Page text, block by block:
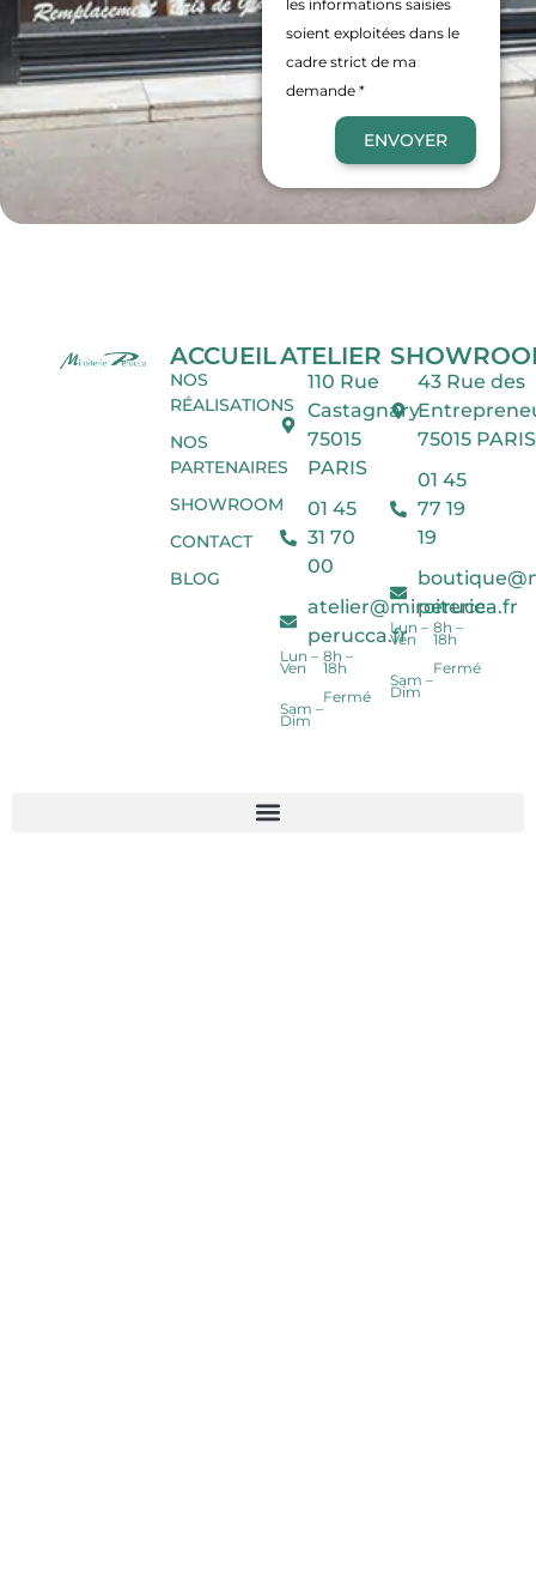
les informations saisies
soient exploitées dans le
cadre strict de ma
demande *
ENVOYER
ACCUEIL
NOS
RÉALISATIONS
NOS
PARTENAIRES
SHOWROOM
CONTACT
BLOG
ATELIER
110 Rue
Castagnary
75015
PARIS
01 45
31 70
00
atelier@miroiterie-
perucca.fr
Lun –
Ven
Sam –
Dim
8h –
18h
Fermé
43 Rue des
75015 PARIS
01 45
77 19
19
perucca.fr
Lun –
Ven
Sam –
Dim
8h –
18h
Fermé